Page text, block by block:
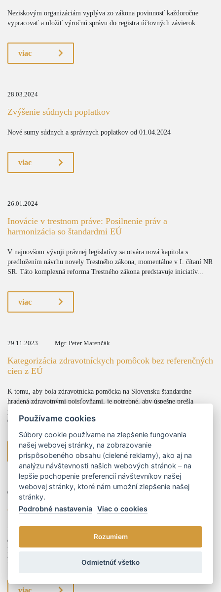
Neziskovým organizáciám vyplýva zo zákona povinnosť každoročne
vypracovať a uložiť výročnú správu do registra účtovných závierok.
viac
28.03.2024
Zvýšenie súdnych poplatkov
Nové sumy súdnych a správnych poplatkov od 01.04.2024
viac
26.01.2024
Inovácie v trestnom práve: Posilnenie práv a
harmonizácia so štandardmi EÚ
V najnovšom vývoji právnej legislatívy sa otvára nová kapitola s
predložením návrhu novely Trestného zákona, momentálne v I. čítaní NR
SR. Táto komplexná reforma Trestného zákona predstavuje iniciatív...
viac
29.11.2023 Mgr. Peter Marenčák
Kategorizácia zdravotníckych pomôcok bez referenčných
cien z EÚ
K tomu, aby bola zdravotnícka pomôcka na Slovensku štandardne
hradená zdravotnými poisťovňami, je potrebné, aby úspešne prešla
procesom kategorizácie a bola zaradená do tzv. kategorizačného zoznamu.
O...
viac
01.01.2024
Odpoveď na globálnu energetickú výzvu
V posledných rokoch sme svedkami nečakaných zvratov na globálnom
energetickom trhu, najmä v súvislosti s Ruskou inváziou na Ukrajinu.
Prudký výkyv dodávok plynu v Európskej únii (EÚ) bol fenoménom,
kt...
viac
Používame cookies
Súbory cookie používame na zlepšenie fungovania
našej webovej stránky, na zobrazovanie
prispôsobeného obsahu (cielené reklamy), ako aj na
analýzu návštevnosti našich webových stránok – na
lepšie pochopenie preferencií návštevníkov našej
webovej stránky, ktoré nám umožní zlepšenie našej
stránky.
Podrobné nastavenia
Viac o cookies
Rozumiem
Odmietnúť všetko